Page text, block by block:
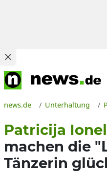
news.de Unterhaltung
Patricija
machen die
Tänzerin